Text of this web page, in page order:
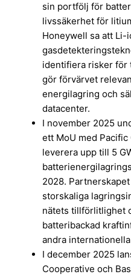
sin portfölj för
livssäkerhet för
Honeywell sa att Li-
identifiera risker för
gör förvärvet
energilagring och
datacenter.
I november 2025
ett MoU med
leverera upp till 5
2028.
storskaliga
nätets tillförlitlighet
batteribackad
andra
I december 2025
Cooperative och